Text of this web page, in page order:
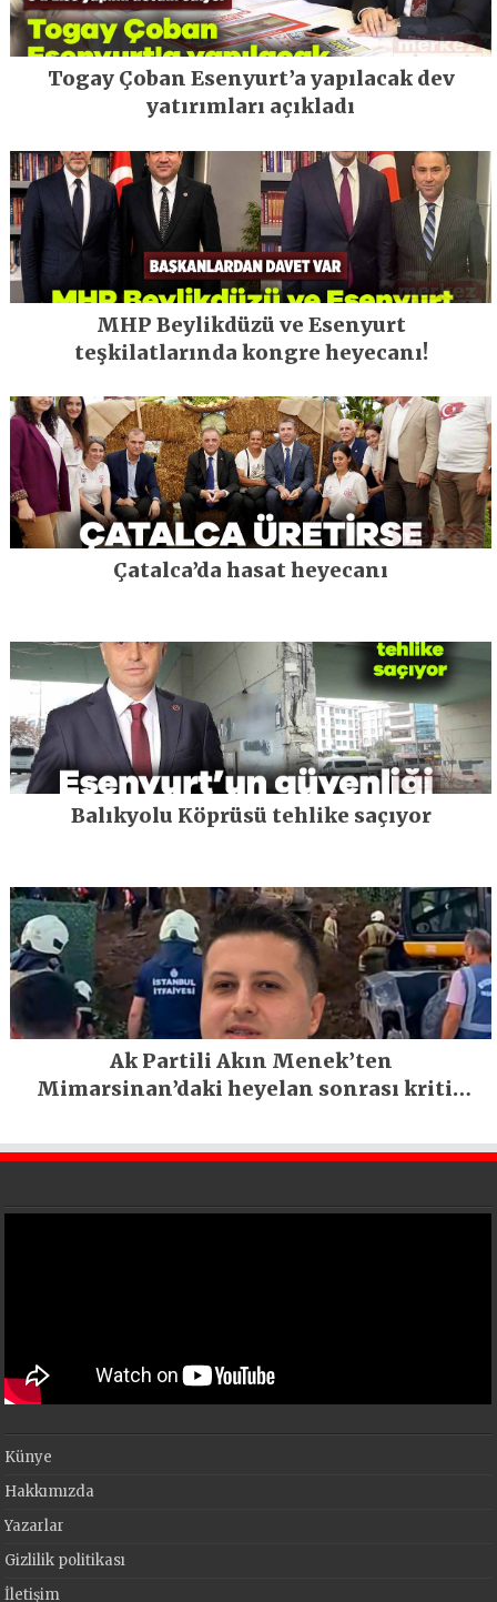
Togay Çoban Esenyurt’a yapılacak dev
yatırımları açıkladı
MHP Beylikdüzü ve Esenyurt
teşkilatlarında kongre heyecanı!
Çatalca’da hasat heyecanı
Balıkyolu Köprüsü tehlike saçıyor
Ak Partili Akın Menek’ten
Mimarsinan’daki heyelan sonrası kritik
Künye
Hakkımızda
Yazarlar
Gizlilik politikası
İletişim